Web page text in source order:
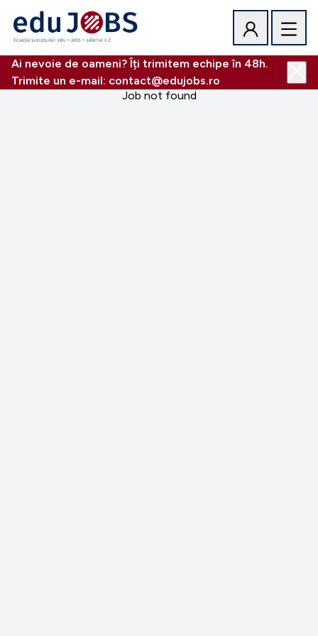
Ai nevoie de oameni? Îți trimitem echipe în 48h.
Trimite un e-mail: contact@edujobs.ro
Job not found